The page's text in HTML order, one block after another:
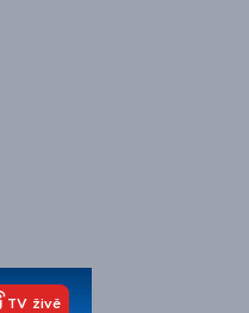
TV živě